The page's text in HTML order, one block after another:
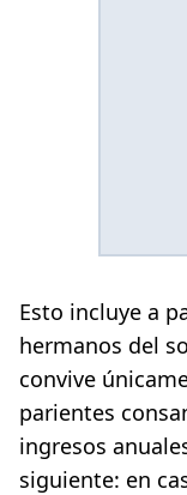
Esto incluye a
hermanos del
convive
parientes
ingresos
siguiente: en